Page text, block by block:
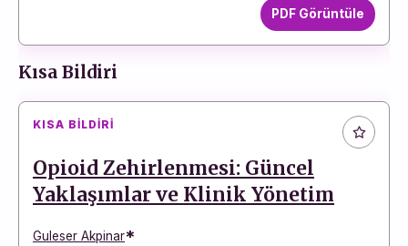
PDF Görüntüle
Kısa Bildiri
KISA BILDIRI
Opioid Zehirlenmesi: Güncel
Yaklaşımlar ve Klinik Yönetim
Guleser Akpinar*